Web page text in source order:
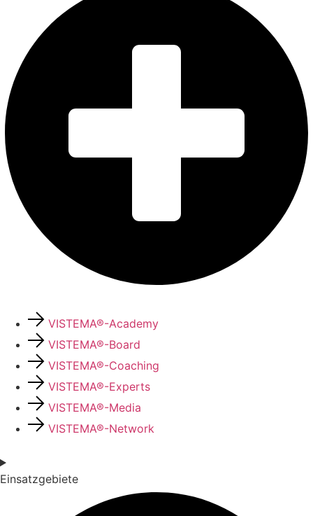
VISTEMA®-Academy
VISTEMA®-Board
VISTEMA®-Coaching
VISTEMA®-Experts
VISTEMA®-Media
VISTEMA®-Network
Einsatzgebiete